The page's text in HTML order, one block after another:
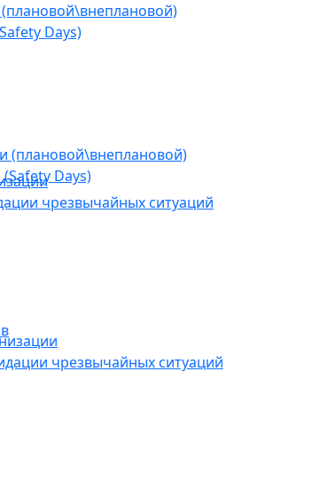
Days)
чрезвычайных ситуаций
(плановой\внеплановой)
Days)
чрезвычайных ситуаций